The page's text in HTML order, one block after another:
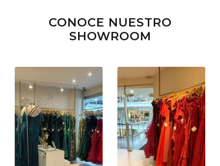
CONOCE NUESTRO
SHOWROOM